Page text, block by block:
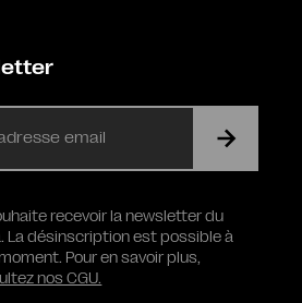
recevoir la newsletter du
La désinscription est possible à
Pour en savoir plus,
nos CGU.